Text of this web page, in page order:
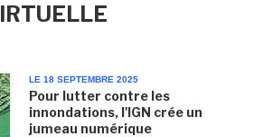
LE 18 SEPTEMBRE 2025
Pour lutter contre les
innondations, l'IGN crée un
jumeau numérique